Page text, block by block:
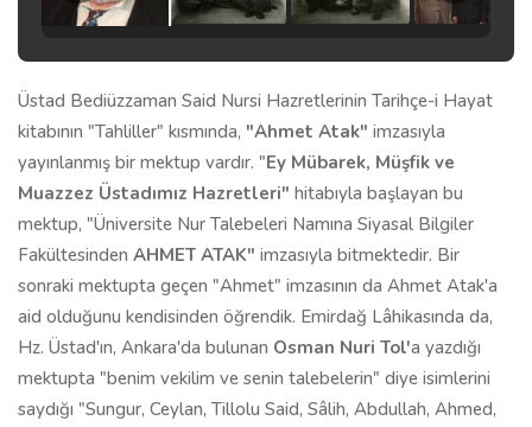
Üstad Bediüzzaman Said Nursi Hazretlerinin Tarihçe-i Hayat
kitabının "Tahliller" kısmında, "Ahmet Atak" imzasıyla
yayınlanmış bir mektup vardır. "Ey Mübarek, Müşfik ve
Muazzez Üstadımız Hazretleri" hitabıyla başlayan bu
mektup, "Üniversite Nur Talebeleri Namına Siyasal Bilgiler
Fakültesinden AHMET ATAK" imzasıyla bitmektedir. Bir
sonraki mektupta geçen "Ahmet" imzasının da Ahmet Atak'a
aid olduğunu kendisinden öğrendik. Emirdağ Lâhikasında da,
Hz. Üstad'ın, Ankara'da bulunan Osman Nuri Tol'a yazdığı
mektupta "benim vekilim ve senin talebelerin" diye isimlerini
saydığı "Sungur, Ceylan, Tillolu Said, Sâlih, Abdullah, Ahmed,